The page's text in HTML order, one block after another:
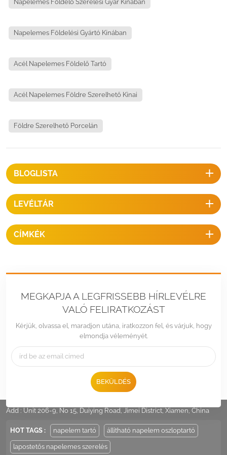
Napelemes Földelő Szerelési Gyár Kínában
Napelemes Földelési Gyártó Kínában
Acél Napelemes Földelő Tartó
Acél Napelemes Földre Szerelhető Kínai
Földre Szerelhető Porcelán
BLOGLISTA
LEVÉLTÁR
CÍMKÉK
MEGKAPJA A LEGFRISSEBB HÍRLEVÉLRE
VALÓ FELIRATKOZÁST
Kérjük, olvassa el, maradjon utána, iratkozzon fel, és várjuk, hogy
elmondja véleményét.
BEKÜLDÉS
Add : Unit 206-9, No 15, Duiying Road, Jimei District, Xiamen, China
HOT TAGS : napelem tartó állítható napelem oszloptartó
lapostetős napelemes szerelés